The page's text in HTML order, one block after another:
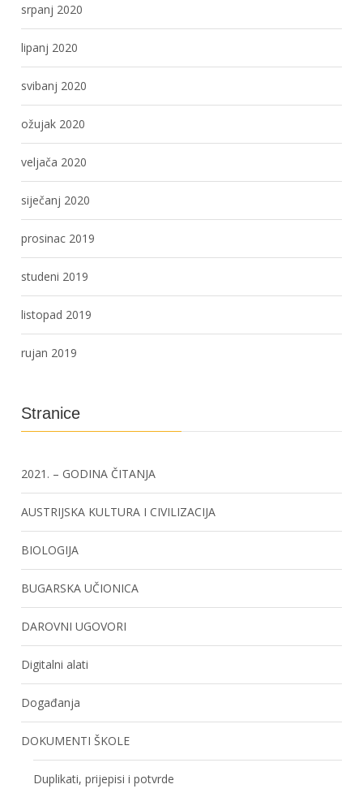
srpanj 2020
lipanj 2020
svibanj 2020
ožujak 2020
veljača 2020
siječanj 2020
prosinac 2019
studeni 2019
listopad 2019
rujan 2019
Stranice
2021. – GODINA ČITANJA
AUSTRIJSKA KULTURA I CIVILIZACIJA
BIOLOGIJA
BUGARSKA UČIONICA
DAROVNI UGOVORI
Digitalni alati
Događanja
DOKUMENTI ŠKOLE
Duplikati, prijepisi i potvrde